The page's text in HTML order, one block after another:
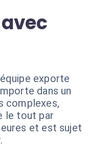
exporte
dans un
complexes,
le tout par
et est sujet